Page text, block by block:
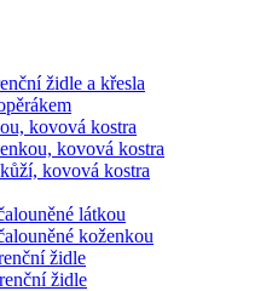
židle a křesla
kovová kostra
kovová kostra
kovová kostra
látkou
koženkou
židle
židle